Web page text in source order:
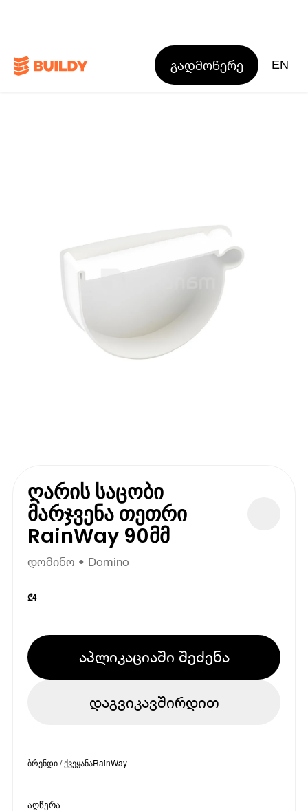
გადმოწერე EN
ღარის საცობი
მარჯვენა თეთრი
RainWay 90მმ
დომინო • Domino
₾4
აპლიკაციაში შეძენა
დაგვიკავშირდით
ბრენდი / ქვეყანაRainWay
აღწერა